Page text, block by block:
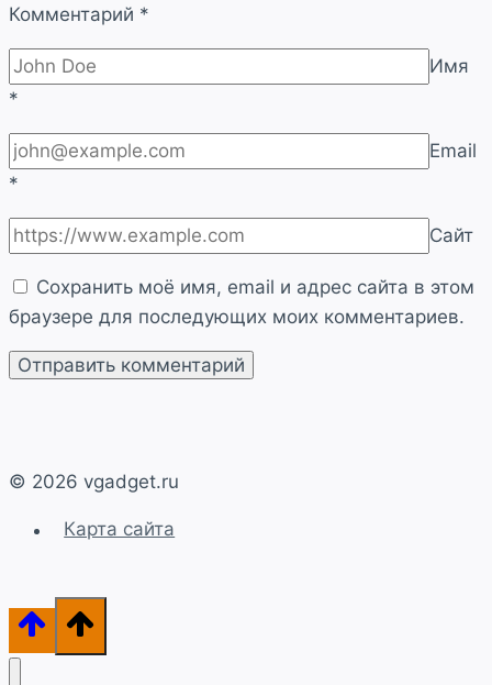
Комментарий *
Имя
*
Email
*
Сайт
Сохранить моё имя, email и адрес сайта в этом
браузере для последующих моих комментариев.
© 2026 vgadget.ru
Карта сайта